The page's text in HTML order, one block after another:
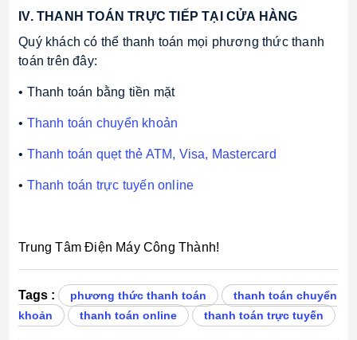
IV. THANH TOÁN TRỰC TIẾP TẠI CỬA HÀNG
Quý khách có thể thanh toán mọi phương thức thanh
toán trên đây:
• Thanh toán bằng tiền mặt
• Thanh toán chuyển khoản
• Thanh toán quẹt thẻ ATM, Visa, Mastercard
• Thanh toán trực tuyến online
Trung Tâm Điện Máy Công Thành!
Tags : phương thức thanh toán
thanh toán chuyển
khoản
thanh toán online thanh toán trực tuyến